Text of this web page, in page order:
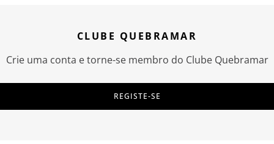
CLUBE QUEBRAMAR
Crie uma conta e torne-se membro do Clube Quebramar
REGISTE-SE